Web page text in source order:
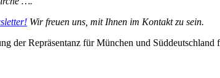
Wir freuen uns, mit Ihnen im Kontakt zu sein.
der Repräsentanz für München und